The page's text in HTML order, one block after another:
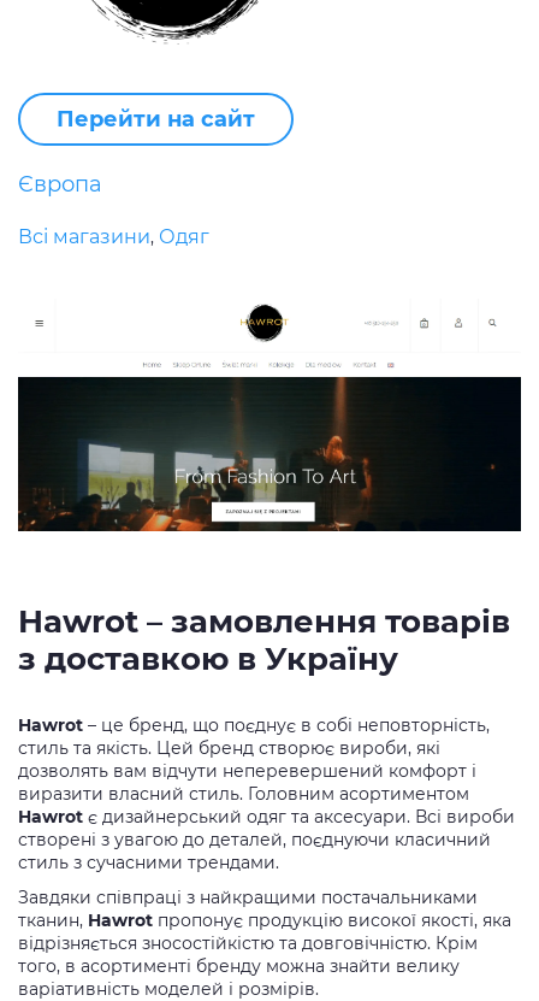
Перейти на сайт
Європа
Всі магазини, Одяг
Hawrot – замовлення товарів
з доставкою в Україну
Hawrot – це бренд, що поєднує в собі неповторність,
стиль та якість. Цей бренд створює вироби, які
дозволять вам відчути неперевершений комфорт і
виразити власний стиль. Головним асортиментом
Hawrot є дизайнерський одяг та аксесуари. Всі вироби
створені з увагою до деталей, поєднуючи класичний
стиль з сучасними трендами.
Завдяки співпраці з найкращими постачальниками
тканин, Hawrot пропонує продукцію високої якості, яка
відрізняється зносостійкістю та довговічністю. Крім
того, в асортименті бренду можна знайти велику
варіативність моделей і розмірів.